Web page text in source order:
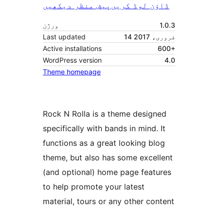
پیش منظر دیکھیں ڈاؤن لوڈ کریں
ورژن
1.0.3
Last updated
14 فروری، 2017
Active installations
600+
WordPress version
4.0
Theme homepage
Rock N Rolla is a theme designed
specifically with bands in mind. It
functions as a great looking blog
theme, but also has some excellent
(and optional) home page features
to help promote your latest
material, tours or any other content